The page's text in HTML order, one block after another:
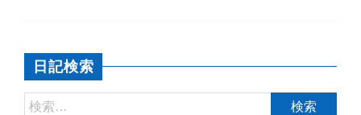
日記検索